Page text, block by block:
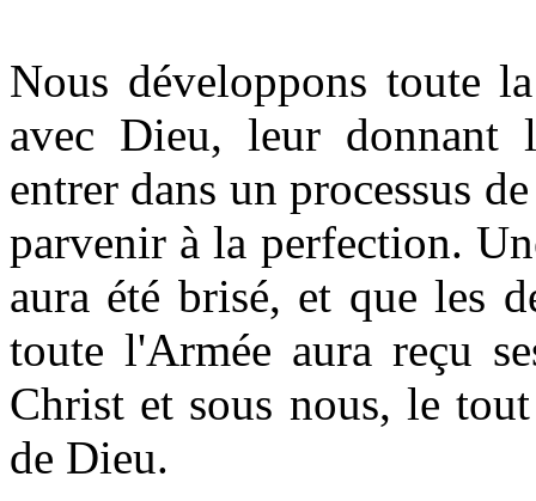
Nous développons toute
avec Dieu, leur
entrer dans un processus
parvenir à la perfection.
aura été brisé, et que les
toute l'Armée aura reçu
Christ et sous nous, le
de Dieu.